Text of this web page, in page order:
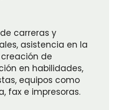
carreras y
asistencia en la
de
en habilidades,
equipos como
fax e impresoras.